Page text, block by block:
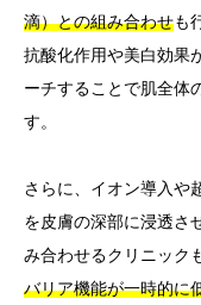
滴）との組み合わせも
抗酸化作用や美白効果
ーチすることで肌全体
す。
さらに、イオン導入や
を皮膚の深部に浸透さ
み合わせるクリニック
バリア機能が一時的に